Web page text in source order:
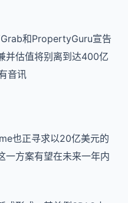
和PropertyGuru宣告
并估值将别离到达400亿
音讯
也正寻求以20亿美元的
一方案有望在未来一年内